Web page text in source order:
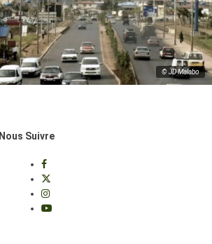
© JD Malabo
Nous Suivre